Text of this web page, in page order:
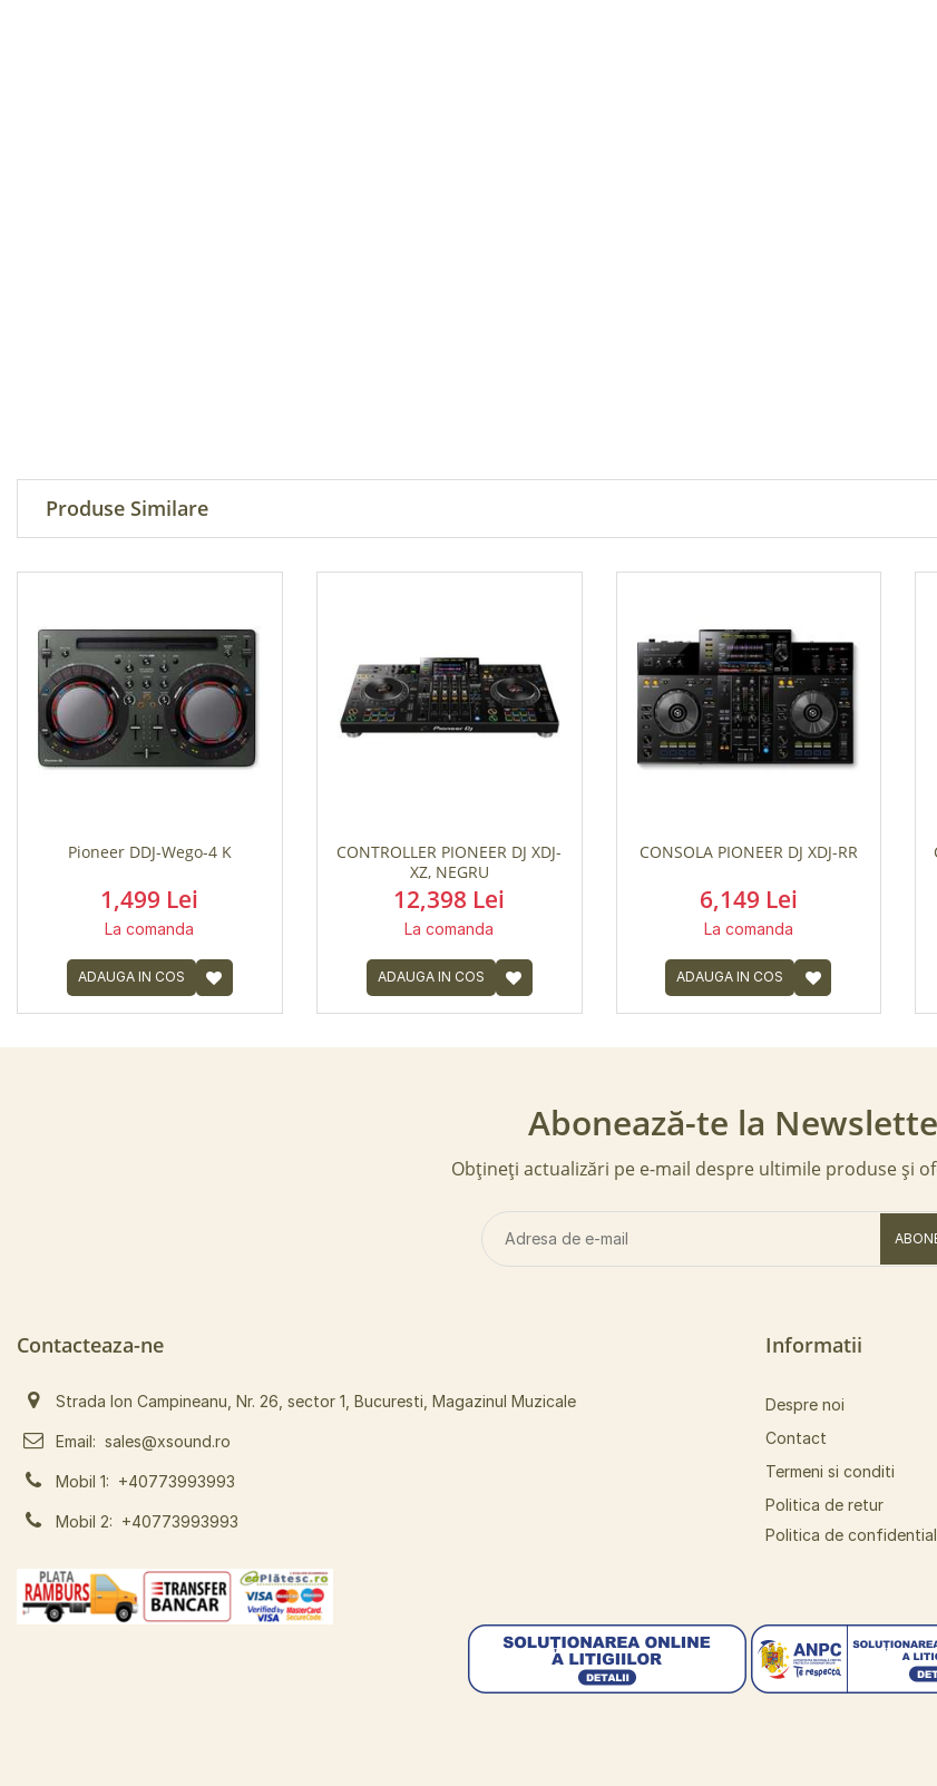
Produse Similare
Pioneer DDJ-Wego-4 K
1,499 Lei
La comanda
ADAUGA IN COS
CONTROLLER PIONEER DJ XDJ-
XZ, NEGRU
12,398 Lei
La comanda
ADAUGA IN COS
CONSOLA PIONEER DJ XDJ-RR
6,149 Lei
La comanda
ADAUGA IN COS
Abonează-te la
Obțineți actualizări pe e-mail despre ultimile produse și
Contacteaza-ne
Strada Ion Campineanu, Nr. 26, sector 1, Bucuresti, Magazinul Muzicale
Email: sales@xsound.ro
Mobil 1: +40773993993
Mobil 2: +40773993993
Informatii
Despre noi
Contact
Termeni si conditi
Politica de retur
Politica de